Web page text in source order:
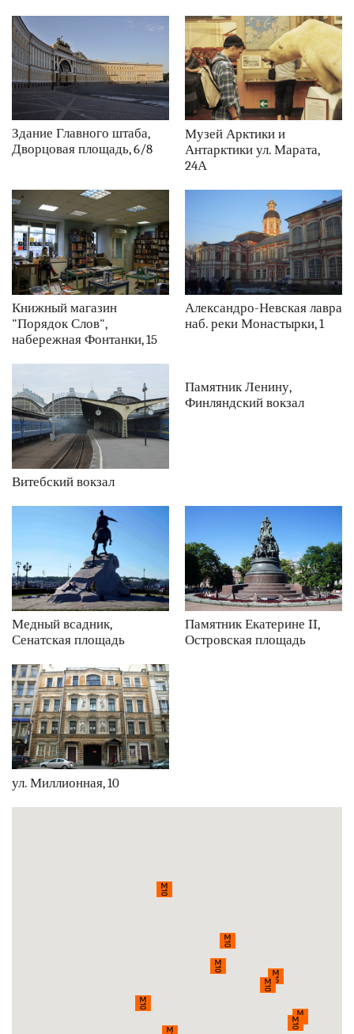
Здание Главного штаба,
Дворцовая площадь, 6/8
Музей Арктики и
Антарктики ул. Марата,
24А
Книжный магазин
"Порядок Слов",
набережная Фонтанки, 15
Александро-Невская лавра
наб. реки Монастырки, 1
Витебский вокзал
Памятник Ленину,
Финляндский вокзал
Медный всадник,
Сенатская площадь
Памятник Екатерине II,
Островская площадь
ул. Миллионная, 10